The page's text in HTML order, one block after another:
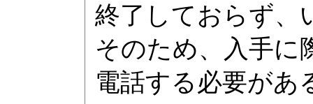
終了しておらず、
そのため、入手に
電話する必要があ